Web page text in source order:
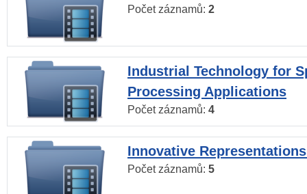
Počet záznamů: 2
Industrial Technology for
Processing Applications
Počet záznamů: 4
Innovative
Počet záznamů: 5